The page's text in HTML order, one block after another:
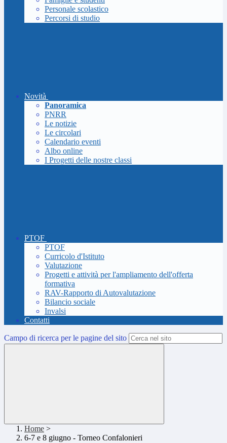
Personale scolastico
Percorsi di studio
Novità
Panoramica
PNRR
Le notizie
Le circolari
Calendario eventi
Albo online
I Progetti delle nostre classi
PTOF
PTOF
Curricolo d'Istituto
Valutazione
Progetti e attività per l'ampliamento dell'offerta
formativa
RAV-Rapporto di Autovalutazione
Bilancio sociale
Invalsi
Contatti
Campo di ricerca per le pagine del sito
Home >
6-7 e 8 giugno - Torneo Confalonieri